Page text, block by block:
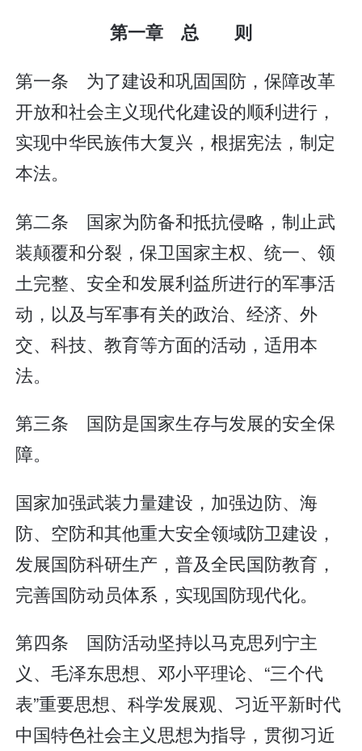
第一章 总 则
第一条 为了建设和巩固国防，保障改革
开放和社会主义现代化建设的顺利进行，
实现中华民族伟大复兴，根据宪法，制定
本法。
第二条 国家为防备和抵抗侵略，制止武
装颠覆和分裂，保卫国家主权、统一、领
土完整、安全和发展利益所进行的军事活
动，以及与军事有关的政治、经济、外
交、科技、教育等方面的活动，适用本
法。
第三条 国防是国家生存与发展的安全保
障。
国家加强武装力量建设，加强边防、海
防、空防和其他重大安全领域防卫建设，
发展国防科研生产，普及全民国防教育，
完善国防动员体系，实现国防现代化。
第四条 国防活动坚持以马克思列宁主
义、毛泽东思想、邓小平理论、“三个代
表”重要思想、科学发展观、习近平新时代
中国特色社会主义思想为指导，贯彻习近